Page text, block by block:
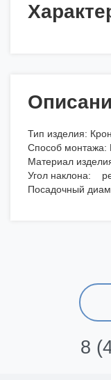
Тип изделия:
Способ монтажа:
Материал
Угол наклона:
Посадочный
8